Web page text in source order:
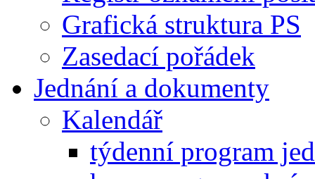
Grafická struktura PS
Zasedací pořádek
Jednání a dokumenty
Kalendář
týdenní program